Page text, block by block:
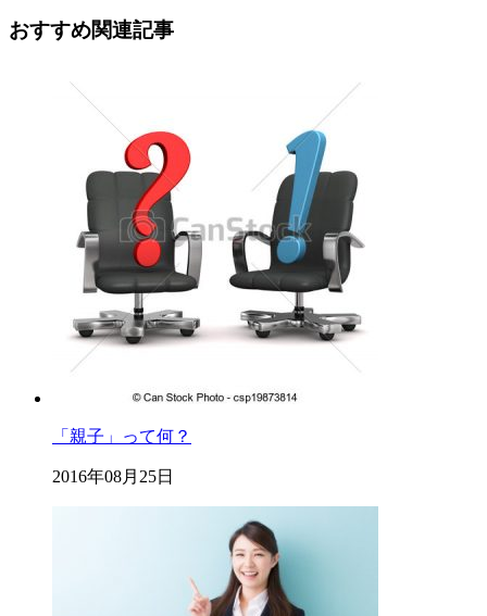
おすすめ関連記事
「親子」って何？
2016年08月25日